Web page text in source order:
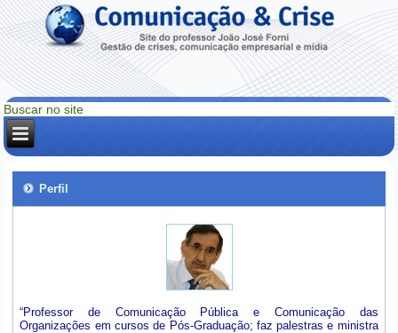
Perfil
“Professor de Comunicação Pública e Comunicação das
Organizações em cursos de Pós-Graduação; faz palestras e ministra